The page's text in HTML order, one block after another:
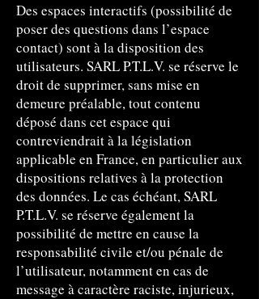
Des espaces interactifs (possibilité de
poser des questions dans l’espace
contact) sont à la disposition des
utilisateurs. SARL P.T.L.V. se réserve le
droit de supprimer, sans mise en
demeure préalable, tout contenu
déposé dans cet espace qui
contreviendrait à la législation
applicable en France, en particulier aux
dispositions relatives à la protection
des données. Le cas échéant, SARL
P.T.L.V. se réserve également la
possibilité de mettre en cause la
responsabilité civile et/ou pénale de
l’utilisateur, notamment en cas de
message à caractère raciste, injurieux,